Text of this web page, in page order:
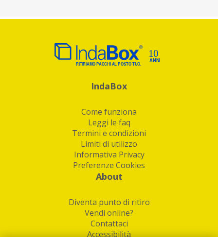
IndaBox
Come funziona
Leggi le faq
Termini e condizioni
Limiti di utilizzo
Informativa Privacy
Preferenze Cookies
About
Diventa punto di ritiro
Vendi online?
Contattaci
Accessibilità